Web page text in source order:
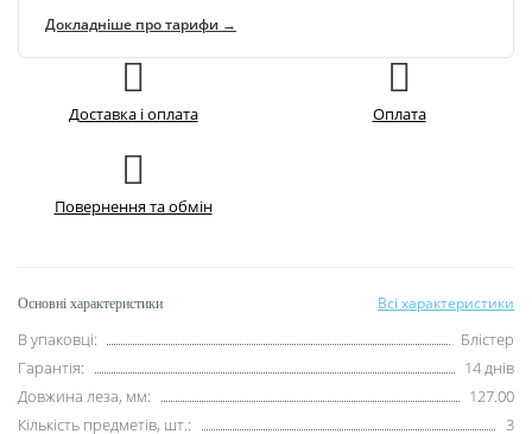
Докладніше про тарифи →
Доставка і оплата Оплата
Повернення та обмін
Основні характеристики Всі характеристики
В упаковці:
Блістер
Гарантія:
14 днів
Довжина леза, мм:
127.00
Кількість предметів, шт.:
3